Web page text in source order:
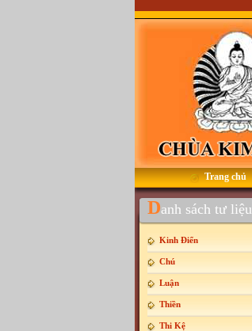
Trang chủ
Danh sách tư liệu
Kinh Điển
Chú
Luận
Thiền
Thi Kệ